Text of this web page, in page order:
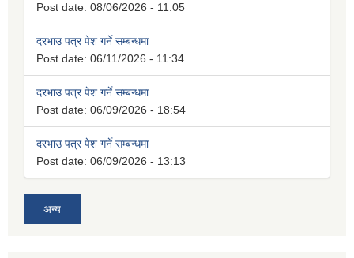
Post date: 08/06/2026 - 11:05
दरभाउ पत्र पेश गर्ने सम्बन्धमा
Post date: 06/11/2026 - 11:34
दरभाउ पत्र पेश गर्ने सम्बन्धमा
Post date: 06/09/2026 - 18:54
दरभाउ पत्र पेश गर्ने सम्बन्धमा
Post date: 06/09/2026 - 13:13
अन्य